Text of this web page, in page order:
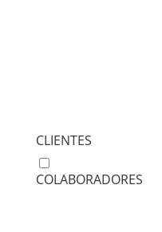
CLIENTES
COLABORADORES